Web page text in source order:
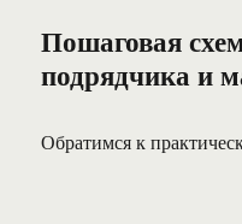
Пошаговая
подрядчика и
Обратимся к